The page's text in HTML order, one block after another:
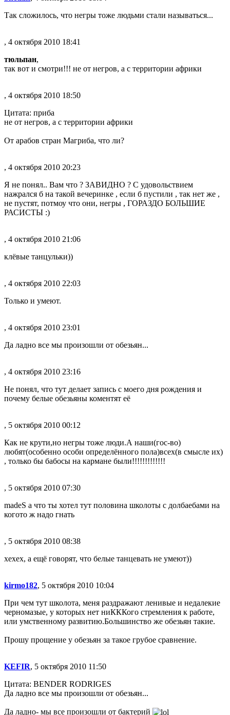
Так сложилось, что негры тоже людьми стали называться...
, 4 октября 2010 18:41
тюльпан,
так вот и смотри!!! не от негров, а с территории африки
, 4 октября 2010 18:50
Цитата: приба
не от негров, а с территории африки
От арабов стран Магриба, что ли?
, 4 октября 2010 20:23
Я не понял.. Вам что ? ЗАВИДНО ? С удовольствием
нажрался б на такой вечеринке , если б пустили , так нет же ,
не пустят, потмоу что они, негры , ГОРАЗДО БОЛЬШИЕ
РАСИСТЫ :)
, 4 октября 2010 21:06
клёвые танцульки))
, 4 октября 2010 22:03
Только и умеют.
, 4 октября 2010 23:01
Да ладно все мы произошли от обезьян...
, 4 октября 2010 23:16
Не понял, что тут делает запись с моего дня рождения и
почему белые обезьяны коментят её
, 5 октября 2010 00:12
Как не крути,но негры тоже люди.А наши(гос-во)
любят(особенно особи определённого пола)всех(в смысле их)
, только бы бабосы на кармане были!!!!!!!!!!!!!
, 5 октября 2010 07:30
madeS а что ты хотел тут половина школоты с долбаебами на
когото ж надо гнать
, 5 октября 2010 08:38
хехех, а ещё говорят, что белые танцевать не умеют))
kirmo182, 5 октября 2010 10:04
При чем тут школота, меня раздражают ленивые и недалекие
черномазые, у которых нет ниКККого стремления к работе,
или умственному развитию.Большинство же обезьян такие.
Прошу прощение у обезьян за такое грубое сравнение.
KEFIR, 5 октября 2010 11:50
Цитата: BENDER RODRIGES
Да ладно все мы произошли от обезьян...
Да ладно- мы все произошли от бактерий